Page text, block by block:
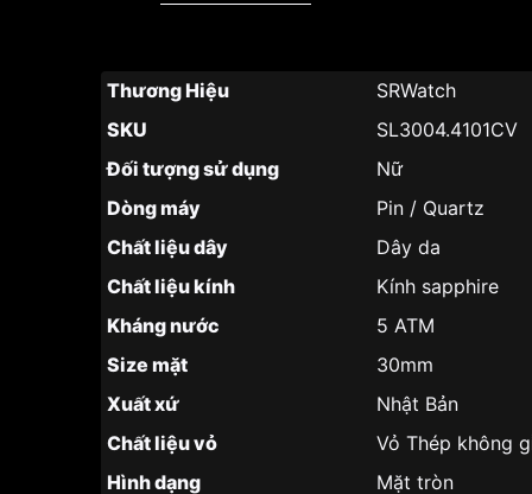
Thương Hiệu
SRWatch
SKU
SL3004.4101CV
Đối tượng sử dụng
Nữ
Dòng máy
Pin / Quartz
Chất liệu dây
Dây da
Chất liệu kính
Kính sapphire
Kháng nước
5 ATM
Size mặt
30mm
Xuất xứ
Nhật Bản
Chất liệu vỏ
Vỏ Thép không
Hình dạng
Mặt tròn